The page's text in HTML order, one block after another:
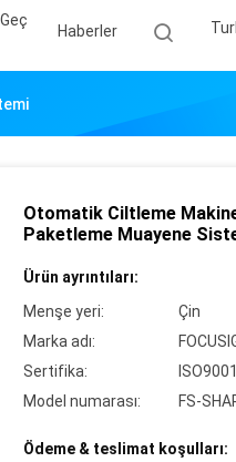
Haberler
Otomatik Ciltleme
Paketleme Muayene
Ürün ayrıntıları:
Menşe yeri:
Çin
Marka adı:
Sertifika:
Model numarası:
FS-
Ödeme & teslimat koşulları: